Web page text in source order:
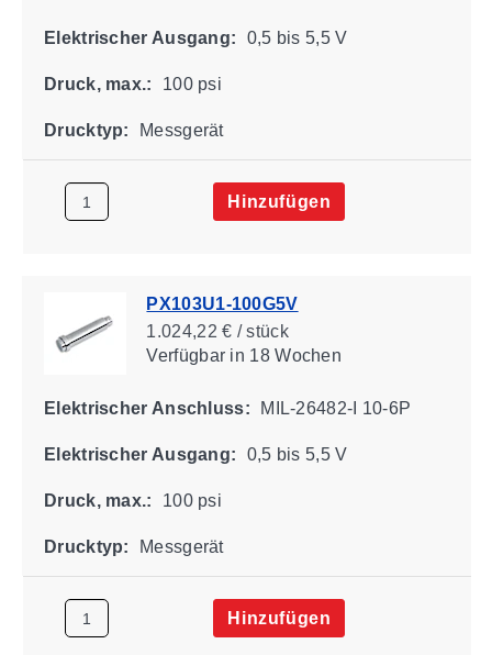
Elektrischer Ausgang: 0,5 bis 5,5 V
Druck, max.: 100 psi
Drucktyp: Messgerät
Hinzufügen
PX103U1-100G5V
1.024,22 € / stück
Verfügbarin 18 Wochen
Elektrischer Anschluss: MIL-26482-I 10-6P
Elektrischer Ausgang: 0,5 bis 5,5 V
Druck, max.: 100 psi
Drucktyp: Messgerät
Hinzufügen